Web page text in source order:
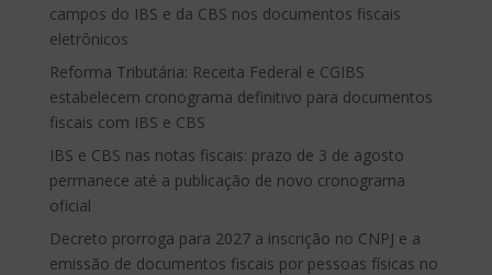
campos do IBS e da CBS nos documentos fiscais
eletrônicos
Reforma Tributária: Receita Federal e CGIBS
estabelecem cronograma definitivo para documentos
fiscais com IBS e CBS
IBS e CBS nas notas fiscais: prazo de 3 de agosto
permanece até a publicação de novo cronograma
oficial
Decreto prorroga para 2027 a inscrição no CNPJ e a
emissão de documentos fiscais por pessoas físicas no